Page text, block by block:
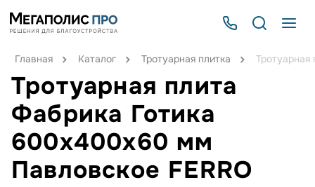
Главная Каталог Тротуарная плитка
Тротуарная плита
Фабрика Готика
600х400х60 мм
Павловское FERRO